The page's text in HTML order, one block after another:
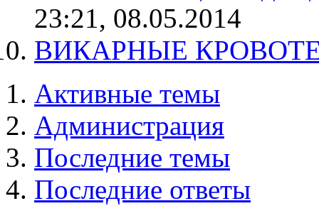
23:21, 08.05.2014
ВИКАРНЫЕ
Активные темы
Администрация
Последние темы
Последние ответы